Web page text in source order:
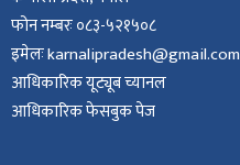
फोन नम्बरः ०८३-५२१५०८
इमेलः karnalipradesh@gmail.com
आधिकारिक यूट्यूब च्यानल
आधिकारिक फेसबुक पेज